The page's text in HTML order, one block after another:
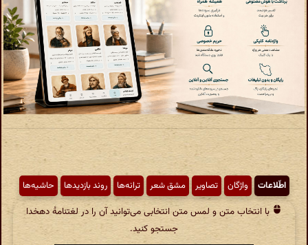
اطّلاعات واژگان تصاویر مشق شعر ترانه‌ها روند بازدیدها حاشیه‌ها
با انتخاب متن و لمس متن انتخابی می‌توانید آن را در لغتنامهٔ دهخدا
جستجو کنید.